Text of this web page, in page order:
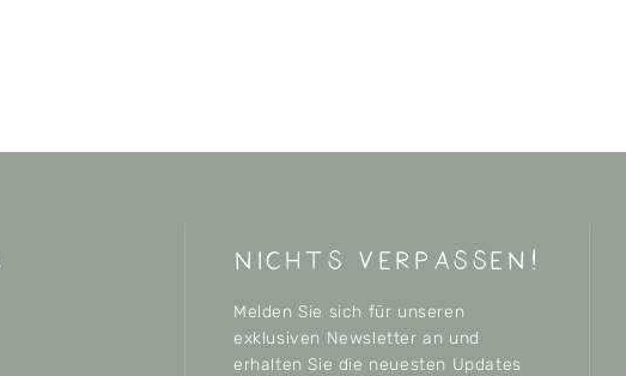
nichts verpassen!
Melden Sie sich für unseren
exklusiven Newsletter an und
erhalten Sie die neuesten Updates